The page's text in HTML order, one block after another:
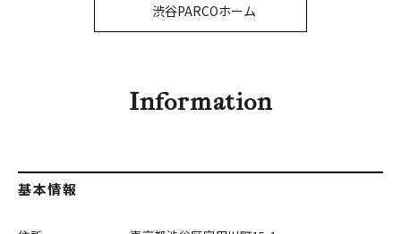
渋谷PARCOホーム
Information
基本情報